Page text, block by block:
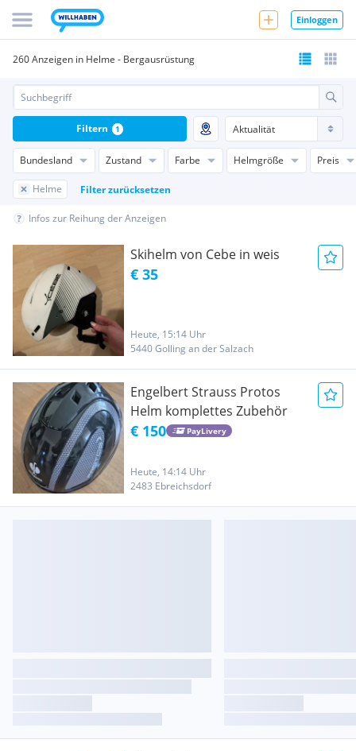
Einloggen
260 Anzeigen in Helme - Bergausrüstung
Bundesland Zustand Farbe Helmgröße Preis
Helme Filter zurücksetzen
Filtern 1
Infos zur Reihung der Anzeigen
Skihelm von Cebe in weis
€ 35
Heute, 15:14 Uhr
5440 Golling an der Salzach
Engelbert Strauss Protos
Helm komplettes Zubehör
€ 150 PayLivery
Heute, 14:14 Uhr
2483 Ebreichsdorf